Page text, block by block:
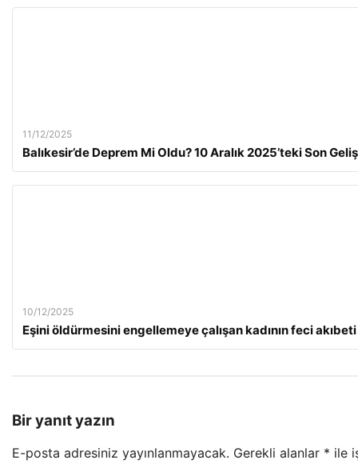
11/12/2025
Balıkesir’de Deprem Mi Oldu? 10 Aralık 2025’teki Son
10/12/2025
Eşini öldürmesini engellemeye çalışan kadının feci akıbeti
Bir yanıt yazın
E-posta adresiniz yayınlanmayacak. Gerekli alanlar * ile